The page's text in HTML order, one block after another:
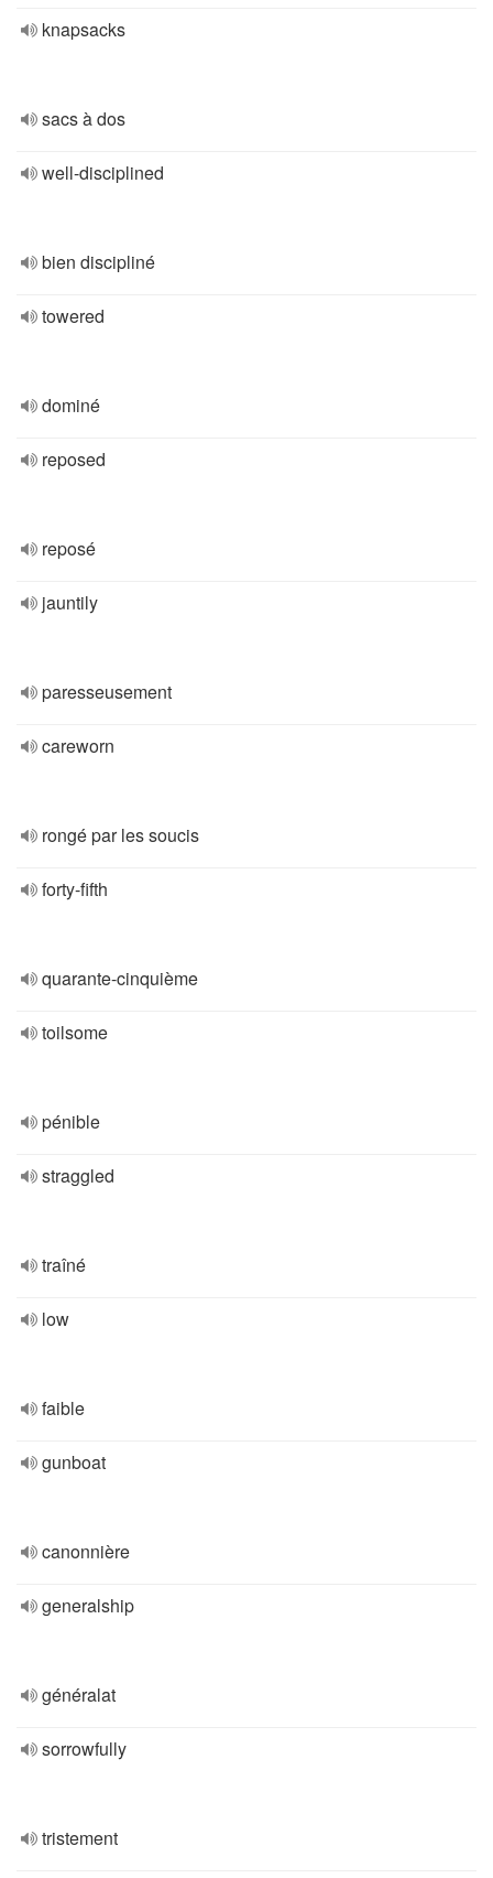
knapsacks
sacs à dos
well-disciplined
bien discipliné
towered
dominé
reposed
reposé
jauntily
paresseusement
careworn
rongé par les soucis
forty-fifth
quarante-cinquième
toilsome
pénible
straggled
traîné
low
faible
gunboat
canonnière
generalship
généralat
sorrowfully
tristement